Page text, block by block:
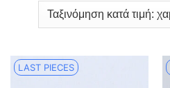
LAST PIECES